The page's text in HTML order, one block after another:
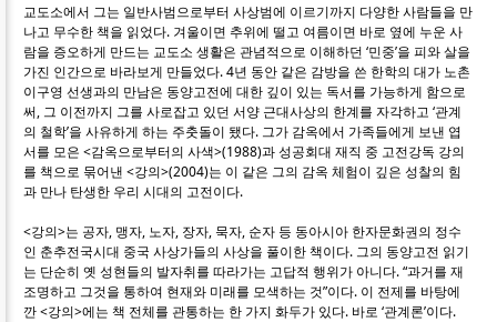
교도소에서 그는 일반사범으로부터 사상범에 이르기까지 다양한 사람들을 만
나고 무수한 책을 읽었다. 겨울이면 추위에 떨고 여름이면 바로 옆에 누운 사
람을 증오하게 만드는 교도소 생활은 관념적으로 이해하던 ‘민중’을 피와 살을
가진 인간으로 바라보게 만들었다. 4년 동안 같은 감방을 쓴 한학의 대가 노촌
이구영 선생과의 만남은 동양고전에 대한 깊이 있는 독서를 가능하게 함으로
써, 그 이전까지 그를 사로잡고 있던 서양 근대사상의 한계를 자각하고 ‘관계
의 철학’을 사유하게 하는 주춧돌이 됐다. 그가 감옥에서 가족들에게 보낸 엽
서를 모은 <감옥으로부터의 사색>(1988)과 성공회대 재직 중 고전강독 강의
를 책으로 묶어낸 <강의>(2004)는 이 같은 그의 감옥 체험이 깊은 성찰의 힘
과 만나 탄생한 우리 시대의 고전이다.
<강의>는 공자, 맹자, 노자, 장자, 묵자, 순자 등 동아시아 한자문화권의 정수
인 춘추전국시대 중국 사상가들의 사상을 풀이한 책이다. 그의 동양고전 읽기
는 단순히 옛 성현들의 발자취를 따라가는 고답적 행위가 아니다. “과거를 재
조명하고 그것을 통하여 현재와 미래를 모색하는 것”이다. 이 전제를 바탕에
깐 <강의>에는 책 전체를 관통하는 한 가지 화두가 있다. 바로 ‘관계론’이다.